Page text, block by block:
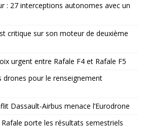
: 27 interceptions autonomes avec un
critique sur son moteur de deuxième
urgent entre Rafale F4 et Rafale F5
drones pour le renseignement
Dassault-Airbus menace l’Eurodrone
porte les résultats semestriels